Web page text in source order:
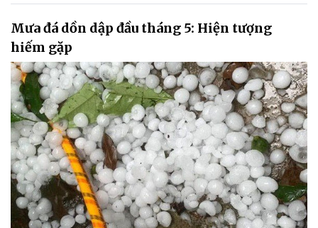
Mưa đá dồn dập đầu tháng 5: Hiện tượng
hiếm gặp